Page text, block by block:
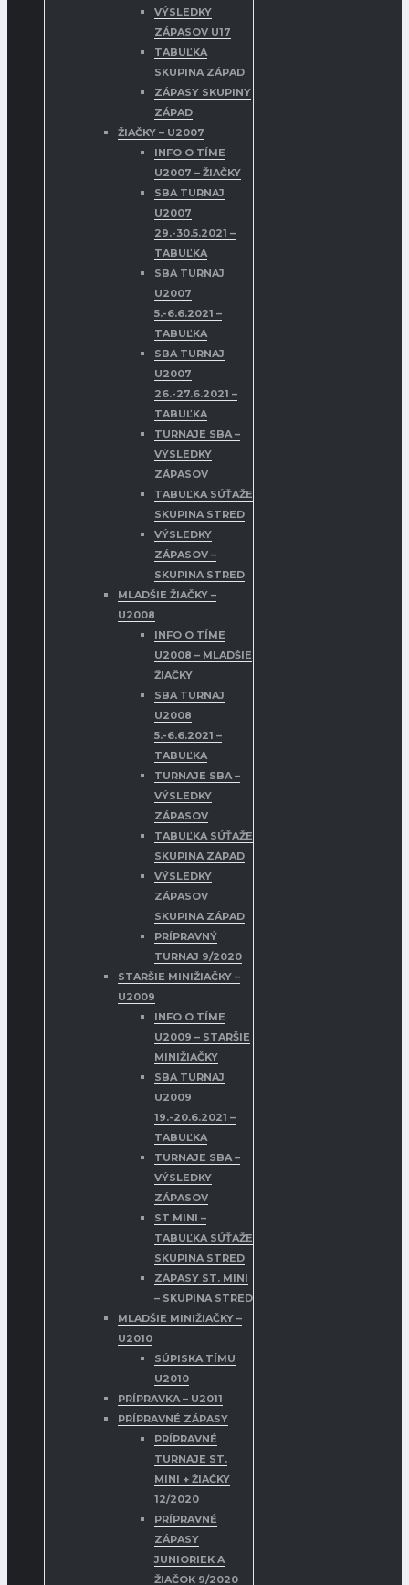
VÝSLEDKY
ZÁPASOV U17
TABUĽKA
SKUPINA ZÁPAD
ZÁPASY SKUPINY
ZÁPAD
ŽIAČKY – U2007
INFO O TÍME
U2007 – ŽIAČKY
SBA TURNAJ
U2007
29.-30.5.2021 –
TABUĽKA
SBA TURNAJ
U2007
5.-6.6.2021 –
TABUĽKA
SBA TURNAJ
U2007
26.-27.6.2021 –
TABUĽKA
TURNAJE SBA –
VÝSLEDKY
ZÁPASOV
TABUĽKA SÚŤAŽE
SKUPINA STRED
VÝSLEDKY
ZÁPASOV –
SKUPINA STRED
MLADŠIE ŽIAČKY –
U2008
INFO O TÍME
U2008 – MLADŠIE
ŽIAČKY
SBA TURNAJ
U2008
5.-6.6.2021 –
TABUĽKA
TURNAJE SBA –
VÝSLEDKY
ZÁPASOV
TABUĽKA SÚŤAŽE
SKUPINA ZÁPAD
VÝSLEDKY
ZÁPASOV
SKUPINA ZÁPAD
PRÍPRAVNÝ
TURNAJ 9/2020
STARŠIE MINIŽIAČKY –
U2009
INFO O TÍME
U2009 – STARŠIE
MINIŽIAČKY
SBA TURNAJ
U2009
19.-20.6.2021 –
TABUĽKA
TURNAJE SBA –
VÝSLEDKY
ZÁPASOV
ST MINI –
TABUĽKA SÚŤAŽE
SKUPINA STRED
ZÁPASY ST. MINI
– SKUPINA STRED
MLADŠIE MINIŽIAČKY –
U2010
SÚPISKA TÍMU
U2010
PRÍPRAVKA – U2011
PRÍPRAVNÉ ZÁPASY
PRÍPRAVNÉ
TURNAJE ST.
MINI + ŽIAČKY
12/2020
PRÍPRAVNÉ
ZÁPASY
JUNIORIEK A
ŽIAČOK 9/2020